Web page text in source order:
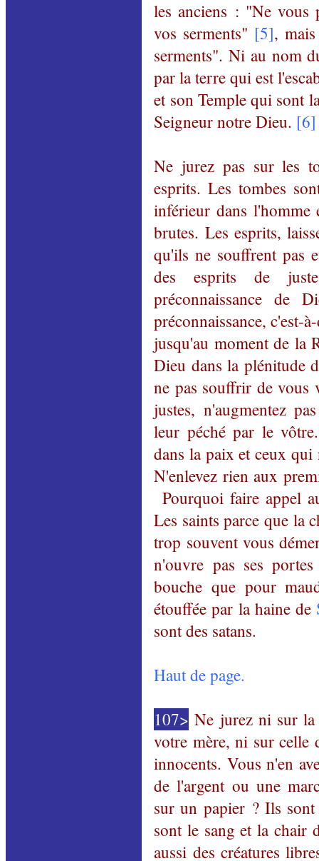
les anciens : "Ne vous
vos serments" [5],
serments". Ni au nom
par la terre qui est
et son Temple qui sont
Seigneur notre Dieu. [6]
Ne jurez pas sur les
esprits. Les tombes
inférieur dans l'homme
brutes. Les esprits,
qu'ils ne souffrent pas
des esprits de
préconnaissance de
préconnaissance, c'est-
jusqu'au moment de la
Dieu dans la plénitude
ne pas souffrir de vous
justes, n'augmentez
leur péché par le
dans la paix et ceux qui
N'enlevez rien aux
Pourquoi faire appel
Les saints parce que la
trop souvent vous
n'ouvre pas ses
bouche que pour
étouffée par la haine de
sont des satans.
Haut de page.
107> Ne jurez ni sur la
votre mère, ni sur celle
innocents. Vous n'en
de l'argent ou une
sur un papier ? Ils
sont le sang et la chair
aussi des créatures